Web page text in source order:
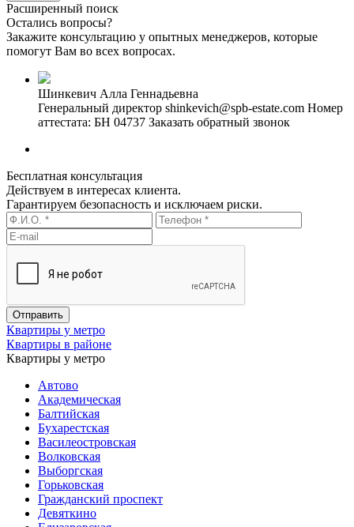
Расширенный поиск
Остались вопросы?
Закажите консультацию у опытных менеджеров, которые
помогут Вам во всех вопросах.
Шинкевич Алла Геннадьевна
Генеральный директор shinkevich@spb-estate.com Номер
аттестата: БН 04737 Заказать обратный звонок
Бесплатная консультация
Действуем в интересах клиента.
Гарантируем безопасность и исключаем риски.
Квартиры у метро
Квартиры в районе
Квартиры у метро
Автово
Академическая
Балтийская
Бухарестская
Василеостровская
Волковская
Выборгская
Горьковская
Гражданский проспект
Девяткино